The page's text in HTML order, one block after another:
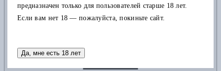
предназначен только для пользователей старше 18 лет.
Если вам нет 18 — пожалуйста, покиньте сайт.
Да, мне есть 18 лет